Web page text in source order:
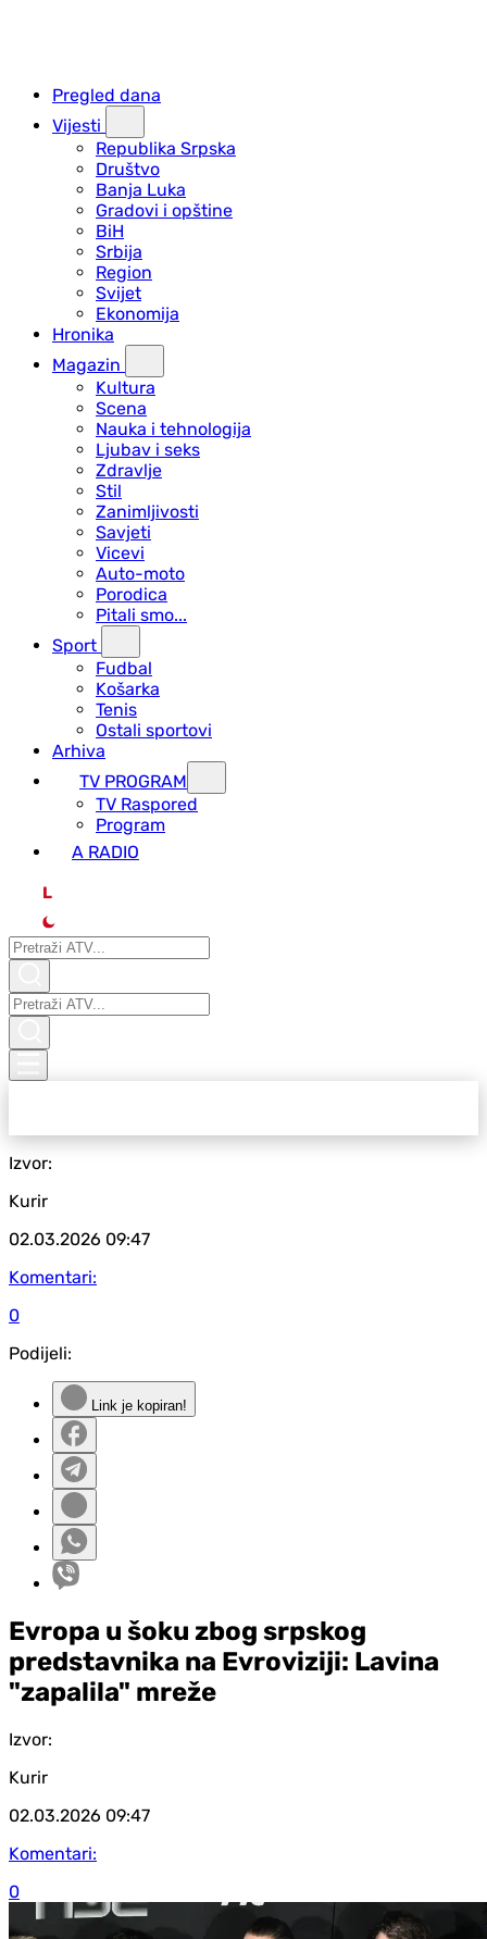
Pregled dana
Vijesti
Republika Srpska
Društvo
Banja Luka
Gradovi i opštine
BiH
Srbija
Region
Svijet
Ekonomija
Hronika
Magazin
Kultura
Scena
Nauka i tehnologija
Ljubav i seks
Zdravlje
Stil
Zanimljivosti
Savjeti
Vicevi
Auto-moto
Porodica
Pitali smo...
Sport
Fudbal
Košarka
Tenis
Ostali sportovi
Arhiva
TV PROGRAM
ТV Raspored
Program
A RADIO
L
Izvor:
Kurir
02.03.2026 09:47
Komentari:
0
Podijeli:
Link je kopiran!
Evropa u šoku zbog srpskog
predstavnika na Evroviziji: Lavina
"zapalila" mreže
Izvor:
Kurir
02.03.2026 09:47
Komentari:
0